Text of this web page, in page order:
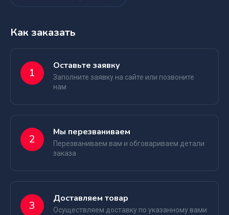
Как заказать
1
Оставьте заявку
Заполните заявку на сайте или позвоните
нам
2
Мы перезваниваем
Перезваниваем вам и обговариваем детали
заказа
3
Доставляем товар
Осуществляем доставку по указанному вами